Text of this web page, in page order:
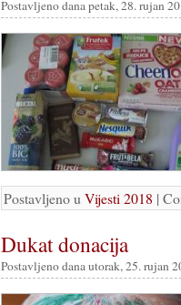
Postavljeno dana petak, 28. rujan
Postavljeno u Vijesti 2018 |
Dukat donacija
Postavljeno dana utorak, 25. rujan